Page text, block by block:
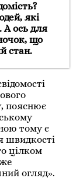
які
А ось для
що
стан.
пояснює
тому є
швидкості
цілком
огляд».